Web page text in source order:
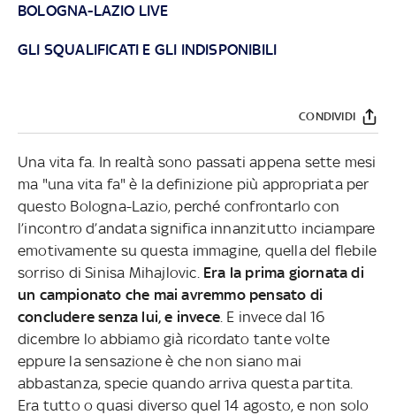
BOLOGNA-LAZIO LIVE
GLI SQUALIFICATI E GLI INDISPONIBILI
CONDIVIDI
Una vita fa. In realtà sono passati appena sette mesi
ma "una vita fa" è la definizione più appropriata per
questo Bologna-Lazio, perché confrontarlo con
l’incontro d’andata significa innanzitutto inciampare
emotivamente su questa immagine, quella del flebile
sorriso di Sinisa Mihajlovic. Era la prima giornata di
un campionato che mai avremmo pensato di
concludere senza lui, e invece . E invece dal 16
dicembre lo abbiamo già ricordato tante volte
eppure la sensazione è che non siano mai
abbastanza, specie quando arriva questa partita.
Era tutto o quasi diverso quel 14 agosto, e non solo